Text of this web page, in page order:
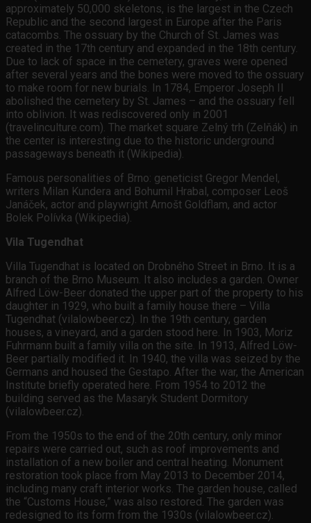
approximately 50,000 skeletons, is the largest in the Czech
Republic and the second largest in Europe after the Paris
catacombs. The ossuary by the Church of St. James was
created in the 17th century and expanded in the 18th century.
Due to lack of space in the cemetery, graves were opened
after several years and the bones were moved to the ossuary
to make room for new burials. In 1784, Emperor Joseph II
abolished the cemetery by St. James – and the ossuary fell
into oblivion. It was rediscovered only in 2001
(travelinculture.com). The market square Zelný trh (Zelňák) in
the center is interesting due to the historic underground
passageways beneath it (Wikipedia).
Famous personalities of Brno: geneticist Gregor Mendel,
writers Milan Kundera and Bohumil Hrabal, composer Leoš
Janáček, actor and playwright Arnošt Goldflam, and actor
Bolek Polívka (Wikipedia).
Vila Tugendhat
Villa Tugendhat is located on Drobného Street in Brno. It is a
branch of the Brno Museum. It also includes a garden. Owner
Alfred Löw-Beer donated the upper part of the property to his
daughter in 1929, who built a family house there – Villa
Tugendhat (vilalowbeer.cz). In the 19th century, garden
houses, a vineyard, and a garden stood here. In 1903, Moriz
Fuhrmann built a family villa on the site. In 1913, Alfred Löw-
Beer partially modified it. In 1940, the villa was seized by the
Germans and housed the Gestapo. After the war, the American
Institute briefly operated here. From 1954 to 2012 the
building served as the Masaryk Student Dormitory
(vilalowbeer.cz).
From the 1950s to the end of the 20th century, only minor
repairs were carried out, such as roof improvements and
installation of a new boiler and central heating. Monument
restoration took place from May 2013 to December 2014,
including many craft interior works. The garden house, called
the “Customs House,” was also restored. The garden was
redesigned to its form from the 1930s (vilalowbeer.cz).